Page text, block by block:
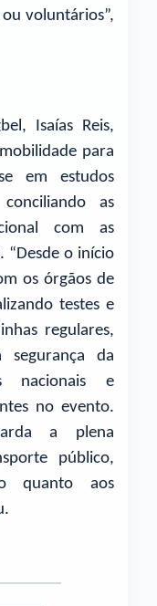
voluntários”,
Isaías Reis,
para
em estudos
as
com as
“Desde o início
os órgãos de
testes e
regulares,
da
nacionais e
no evento.
a plena
público,
quanto aos